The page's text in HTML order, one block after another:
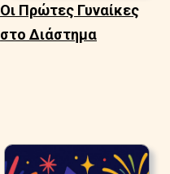
Οι Πρώτες Γυναίκες
στο Διάστημα